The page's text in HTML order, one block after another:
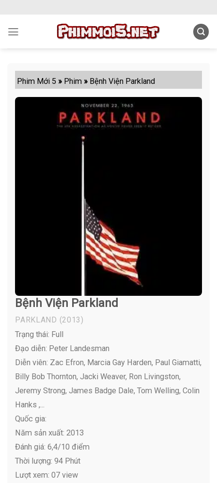
content
Phim Mới 5 » Phim » Bệnh Viện Parkland
Bệnh Viện Parkland
PARKLAND (2013)
Trạng thái: Full
Đạo diễn: Peter Landesman
Diễn viên: Zac Efron, Marcia Gay Harden, Paul Giamatti,
Billy Bob Thornton, Jacki Weaver, Ron Livingston,
Jeremy Strong, James Badge Dale, Tom Welling, Colin
Hanks ,...
Quốc gia:
Năm sản xuất: 2013
Đánh giá: 6,4/10 điểm
Thời lượng: 94 Phút
Lượt xem: 07 view